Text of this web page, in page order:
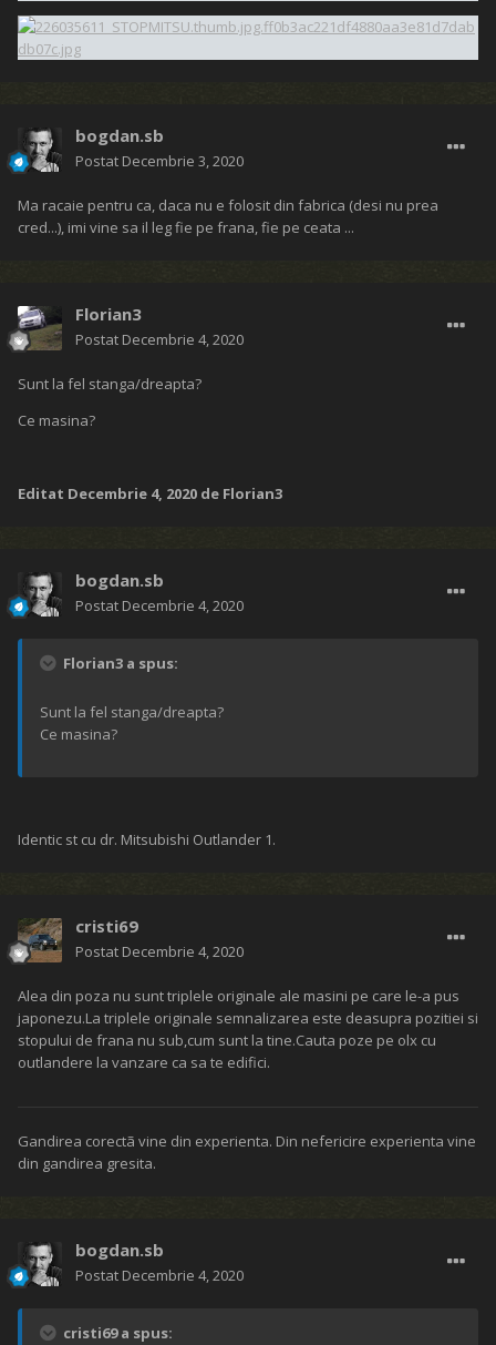
bogdan.sb
Postat Decembrie 3, 2020
Ma racaie pentru ca, daca nu e folosit din fabrica (desi nu prea
cred...), imi vine sa il leg fie pe frana, fie pe ceata ...
Florian3
Postat Decembrie 4, 2020
Sunt la fel stanga/dreapta?
Ce masina?
Editat Decembrie 4, 2020 de Florian3
bogdan.sb
Postat Decembrie 4, 2020
Florian3 a spus:
Sunt la fel stanga/dreapta?
Ce masina?
Identic st cu dr. Mitsubishi Outlander 1.
cristi69
Postat Decembrie 4, 2020
Alea din poza nu sunt triplele originale ale masini pe care le-a pus
japonezu.La triplele originale semnalizarea este deasupra pozitiei si
stopului de frana nu sub,cum sunt la tine.Cauta poze pe olx cu
outlandere la vanzare ca sa te edifici.
Gandirea corectã vine din experienta. Din nefericire experienta vine
din gandirea gresita.
bogdan.sb
Postat Decembrie 4, 2020
cristi69 a spus: